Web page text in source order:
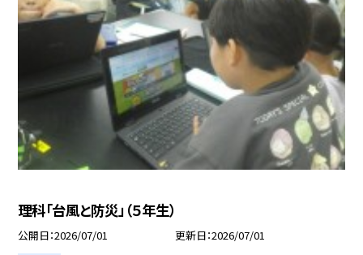
理科「台風と防災」（５年生）
公開日 2026/07/01 更新日 2026/07/01